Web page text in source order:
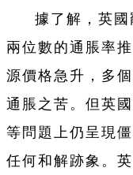
據了解，英國
兩位數的通脹率
源價格急升，多
通脹之苦。但英
等問題上仍呈現
任何和解跡象。